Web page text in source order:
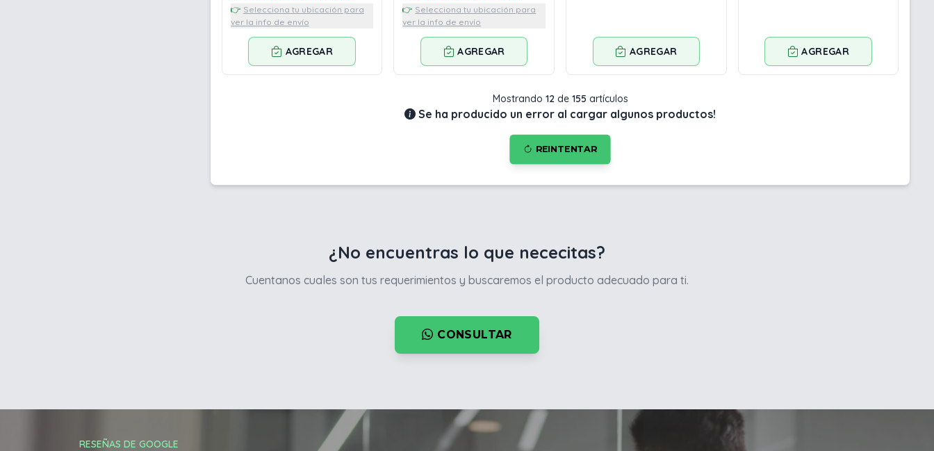
👉 Selecciona tu ubicación para
ver la info de envío
AGREGAR
👉 Selecciona tu ubicación para
ver la info de envío
AGREGAR AGREGAR AGREGAR
Mostrando 12de 155 artículos
Se ha producido un error al cargar algunos productos!
REINTENTAR
¿No encuentras lo que nececitas?
Cuentanos cuales son tus requerimientos y buscaremos el producto adecuado para ti.
CONSULTAR
RESEÑAS DE GOOGLE